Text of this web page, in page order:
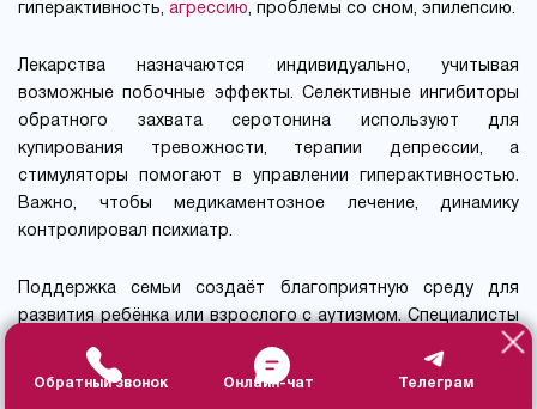
гиперактивность, агрессию, проблемы со сном, эпилепсию.
Лекарства назначаются индивидуально, учитывая
возможные побочные эффекты. Селективные ингибиторы
обратного захвата серотонина используют для
купирования тревожности, терапии депрессии, а
стимуляторы помогают в управлении гиперактивностью.
Важно, чтобы медикаментозное лечение, динамику
контролировал психиатр.
Поддержка семьи создаёт благоприятную среду для
развития ребёнка или взрослого с аутизмом. Специалисты
работают с семьёй, консультируют, обучают методам
взаимодействия, помогая справляться со стрессом.
Обратный звонок Онлайн-чат Телеграм